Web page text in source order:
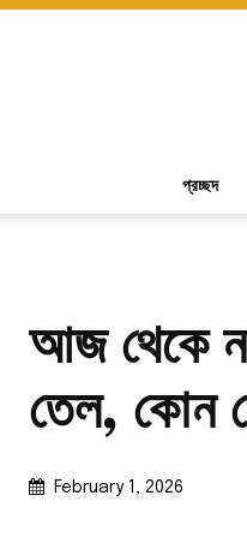
প্রচ্ছদ
আজ থেকে
তেল, কোন
February 1, 2026